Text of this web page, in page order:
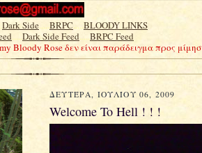
Dark Side.....BRPC.....BLOODY LINKS
.....Dark Side Feed.....BRPC Feed
Bloody Rose δεν είναι παράδειγμα προς
ΔΕΥΤΈΡΑ, ΙΟΥΛΊΟΥ 06, 2009
Welcome To Hell ! ! !